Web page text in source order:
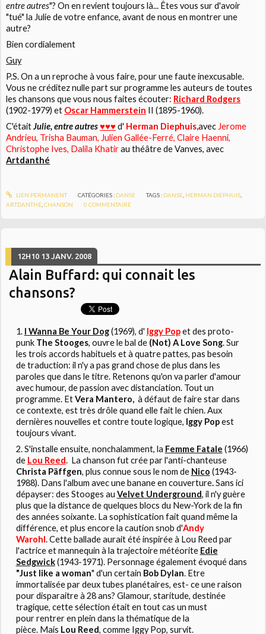
entre autres"? On en revient toujours là... Êtes vous sur d'avoir
"tué" la Julie de votre enfance, avant de nous en montrer une
autre?
Bien cordialement
Guy
P.S. On a un reproche à vous faire, pour une faute inexcusable.
Vous ne créditez nulle part sur programme les auteurs de toutes
les chansons que vous nous faites écouter: Richard Rodgers
(1902-1979) et Oscar Hammerstein II (1895-1960).
C'étaitJulie, entre autres♥♥♥d' Herman Diephuis,avec Jerome
Andrieu, Trisha Bauman, Julien Gallée-Ferré, Claire Haenni,
Christophe Ives, Dalila Khatirau théâtre de Vanves, avec
Artdanthé
LIEN PERMANENT CATÉGORIES : DANSE TAGS : DANSE HERMAN DIEPHUIS
ARTDANTHÉ ,CHANSON 0 COMMENTAIRE
12H10 13 JANV. 2008
Alain Buffard: qui connait les
chansons?
I Wanna Be Your Dog(1969), d' Iggy Popet des proto-
punk The Stooges, ouvre le bal de (Not) A Love Song. Sur
les trois accords habituels et à quatre pattes, pas besoin
de traduction: il n'y a pas grand chose de plus dans les
paroles que dans le titre. Retenons qu'on va parler d'amour
avec humour, de passion avec distanciation. Tout un
programme. EtVera Mantero, à défaut de faire star dans
ce contexte, est très drôle quand elle fait le chien. Aux
dernières nouvelles et contre toute logique, Iggy Popest
toujours vivant.
S'installe ensuite, nonchalamment, la Femme Fatale (1966)
de Lou Reed. La chanson fut crée par l'anti-chanteuse
Christa Päffgen, plus connue sous le nom de Nico (1943-
1988). Dans l'album avec une banane en couverture.Sans ici
dépayser: des Stooges au Velvet Underground, il n'y guère
plus que la distance de quelques blocs du New-York de la fin
des années soixante. La sophistication fait quand même la
différence, et plus encore la caution snob d'Andy
Warohl. Cette ballade aurait été inspirée à Lou Reed par
l'actrice et mannequin à la trajectoire météorite Edie
Sedgwick(1943-1971). Personnage également évoqué dans
"Just like a woman" d'un certain Bob Dylan. Etre
immortalisée par deux tubes planétaires, est- ce une raison
pour disparaitre à 28 ans? Glamour, staritude, destinée
tragique, cette sélection était en tout cas un must
pour rentrer en plein dans la thématique de la
pièce. Mais Lou Reed, comme Iggy Pop, survit.